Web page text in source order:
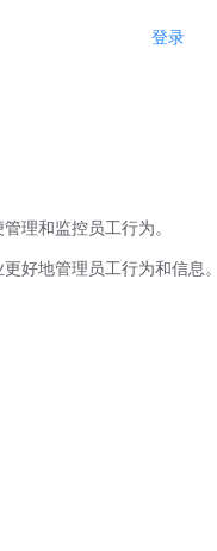
登录
理和监控员工行为。
好地管理员工行为和信息。